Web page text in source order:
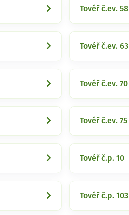
Tovéř č.ev. 58
Tovéř č.ev. 63
Tovéř č.ev. 70
Tovéř č.ev. 75
Tovéř č.p. 10
Tovéř č.p. 103